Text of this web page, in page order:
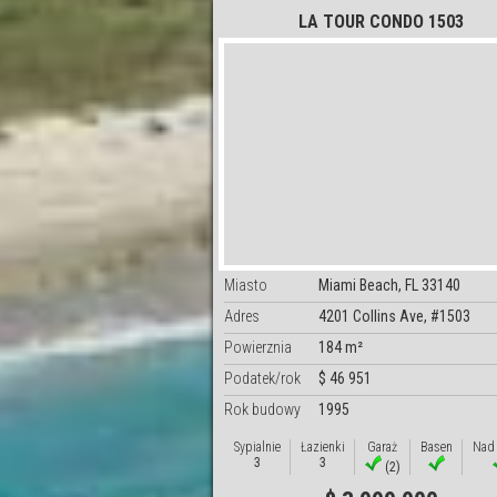
LA TOUR CONDO 1503
Miasto
Miami Beach, FL 33140
Adres
4201 Collins Ave, #1503
Powierznia
184 m²
Podatek/rok
$ 46 951
Rok budowy
1995
Sypialnie
3
Łazienki
3
Garaż
(2)
Basen